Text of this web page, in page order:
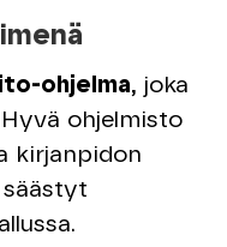
ohjelma, joka
ohjelmisto
kirjanpidon
säästyt